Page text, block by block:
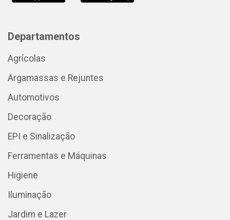
Departamentos
Agrícolas
Argamassas e Rejuntes
Automotivos
Decoração
EPI e Sinalização
Ferramentas e Máquinas
Higiene
Iluminação
Jardim e Lazer